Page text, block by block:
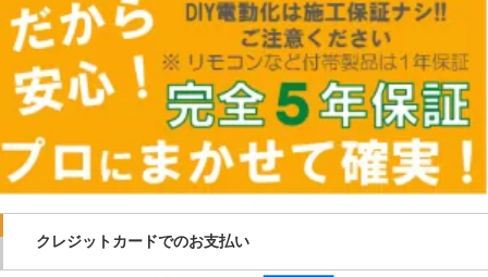
クレジットカードでのお支払い